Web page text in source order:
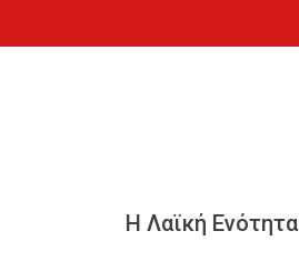
Η Λαϊκή Ενότητα